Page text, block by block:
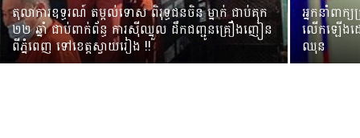
តុលាការឧទ្ធរណ៍ តម្កល់ទោស ពិរុទ្ធជនចិន ម្នាក់ ជាប់គុក
២២ ឆ្នាំ ជាប់ពាក់ព័ន្ធ ការស៊ីឈ្នួល ដឹកជញ្ជូនគ្រឿងញៀន
ពីភ្នំពេញ ទៅខេត្តស្វាយរៀង !!
អ្នកនាំពា
លើកឡើង
ឈុន